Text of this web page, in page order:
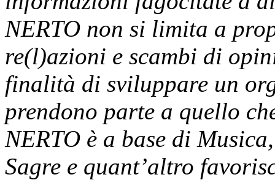
NERTO non si limita a
re(l)azioni e scambi di
finalità di sviluppare un
prendono parte a quello
NERTO è a base di
Sagre e quant’altro